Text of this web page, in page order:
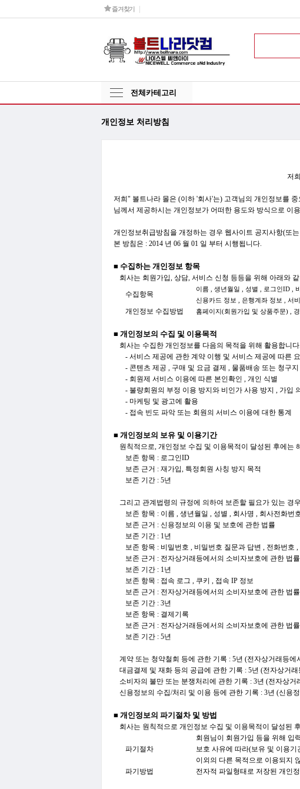
즐겨찾기
전체카테고리
개인정보 처리방침
저
저희" 볼트나라 몰은 (이하 '회사'는) 고객님의 개인정보를
님께서 제공하시는 개인정보가 어떠한 용도와 방식으로 이
개인정보취급방침을 개정하는 경우 웹사이트 공지사항(또
본 방침은 : 2014 년 06 월 01 일 부터 시행됩니다.
■ 수집하는 개인정보 항목
회사는 회원가입, 상담, 서비스 신청 등등을 위해 아래와
수집항목
이름 , 생년월일 , 성별 , 로그인ID ,
신용카드 정보 , 은행계좌 정보 , 서
개인정보 수집방법 홈페이지(회원가입 및 상품주문) ,
■ 개인정보의 수집 및 이용목적
회사는 수집한 개인정보를 다음의 목적을 위해 활용합니다.
- 서비스 제공에 관한 계약 이행 및 서비스 제공에 따른
- 콘텐츠 제공 , 구매 및 요금 결제 , 물품배송 또는 청구
- 회원제 서비스 이용에 따른 본인확인 , 개인 식별
- 불량회원의 부정 이용 방지와 비인가 사용 방지 , 가입
- 마케팅 및 광고에 활용
- 접속 빈도 파악 또는 회원의 서비스 이용에 대한 통계
■ 개인정보의 보유 및 이용기간
원칙적으로, 개인정보 수집 및 이용목적이 달성된 후에는
보존 항목 : 로그인ID
보존 근거 : 재가입, 특정회원 사칭 방지 목적
보존 기간 : 5년
그리고 관계법령의 규정에 의하여 보존할 필요가 있는 경
보존 항목 : 이름 , 생년월일 , 성별 , 회사명 , 회사전화번
보존 근거 : 신용정보의 이용 및 보호에 관한 법률
보존 기간 : 1년
보존 항목 : 비밀번호 , 비밀번호 질문과 답변 , 전화번호
보존 근거 : 전자상거래등에서의 소비자보호에 관한 법률
보존 기간 : 1년
보존 항목 : 접속 로그 , 쿠키 , 접속 IP 정보
보존 근거 : 전자상거래등에서의 소비자보호에 관한 법률
보존 기간 : 3년
보존 항목 : 결제기록
보존 근거 : 전자상거래등에서의 소비자보호에 관한 법률
보존 기간 : 5년
계약 또는 청약철회 등에 관한 기록 : 5년 (전자상거래등
대금결제 및 재화 등의 공급에 관한 기록 : 5년 (전자상거
소비자의 불만 또는 분쟁처리에 관한 기록 : 3년 (전자상
신용정보의 수집/처리 및 이용 등에 관한 기록 : 3년 (신용
■ 개인정보의 파기절차 및 방법
회사는 원칙적으로 개인정보 수집 및 이용목적이 달성된
파기절차
회원님이 회원가입 등을 위해 입
보호 사유에 따라(보유 및 이용
이외의 다른 목적으로 이용되지
파기방법
전자적 파일형태로 저장된 개인